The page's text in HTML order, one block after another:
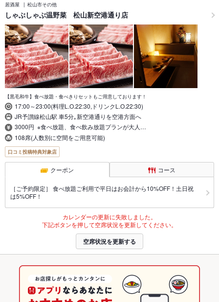
居酒屋 松山市その他
しゃぶしゃぶ温野菜 松山新空港通り店
【黒毛和牛】食べ放題・食べきりセットもご用意しております！
17:00～23:00(料理L.O.22:30,ドリンクL.O.22:30)
JR予讃線松山駅 車5分｡新空港通りを空港方面へ
3000円 ※食べ放題、食べ飲み放題プランが大人…
108席(人数別に空間をご用意可能)
口コミ投稿特典対象店
クーポン コース
［ご予約限定］ 食べ放題ご利用で平日はお会計から10%OFF！土日祝
は5%OFF！
カレンダーの更新に失敗しました。
下記ボタンを押して空席状況を更新してください。
空席状況を更新する